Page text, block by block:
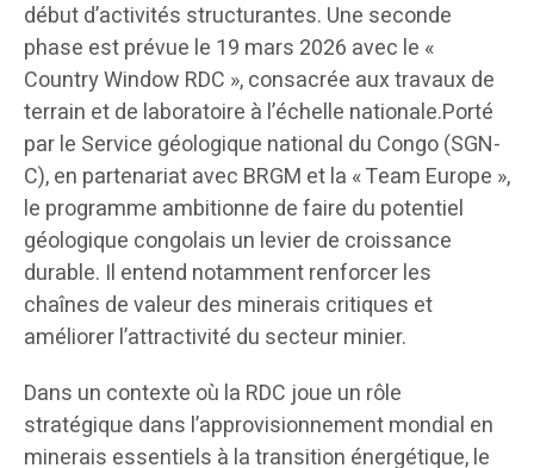
début d’activités structurantes. Une seconde
phase est prévue le 19 mars 2026 avec le «
Country Window RDC », consacrée aux travaux de
terrain et de laboratoire à l’échelle nationale.Porté
par le Service géologique national du Congo (SGN-
C), en partenariat avec BRGM et la « Team Europe »,
le programme ambitionne de faire du potentiel
géologique congolais un levier de croissance
durable. Il entend notamment renforcer les
chaînes de valeur des minerais critiques et
améliorer l’attractivité du secteur minier.
Dans un contexte où la RDC joue un rôle
stratégique dans l’approvisionnement mondial en
minerais essentiels à la transition énergétique, le